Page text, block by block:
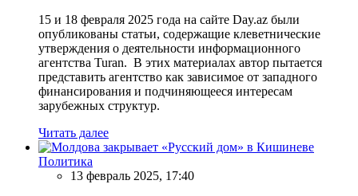
15 и 18 февраля 2025 года на сайте Day.az были
опубликованы статьи, содержащие клеветнические
утверждения о деятельности информационного
агентства Turan. В этих материалах автор пытается
представить агентство как зависимое от западного
финансирования и подчиняющееся интересам
зарубежных структур.
Читать далее
Политика
13 февраль 2025, 17:40